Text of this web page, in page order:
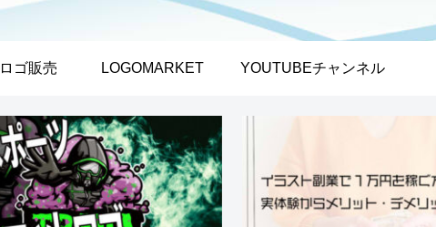
ゴ販売 LOGOMARKET YOUTUBEチャンネル